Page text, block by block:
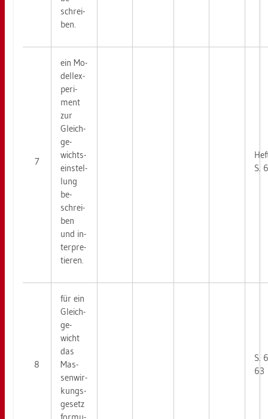
schrei­
ben.
7
ein Mo­
del­l­ex­
pe­ri­
ment
zur
Gleich­
ge­
wichts­
ein­stel­
lung
be­
schrei­
ben
und in­
ter­pre­
tie­ren.
S.
8
für ein
Gleich­
ge­
wicht
das
Mas­
sen­wir­
kungs­
ge­setz
S.
63